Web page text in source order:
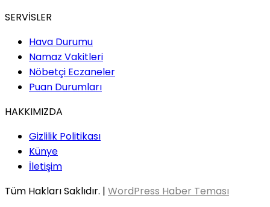
SERVİSLER
Hava Durumu
Namaz Vakitleri
Nöbetçi Eczaneler
Puan Durumları
HAKKIMIZDA
Gizlilik Politikası
Künye
İletişim
Tüm Hakları Saklıdır. | WordPress Haber Teması